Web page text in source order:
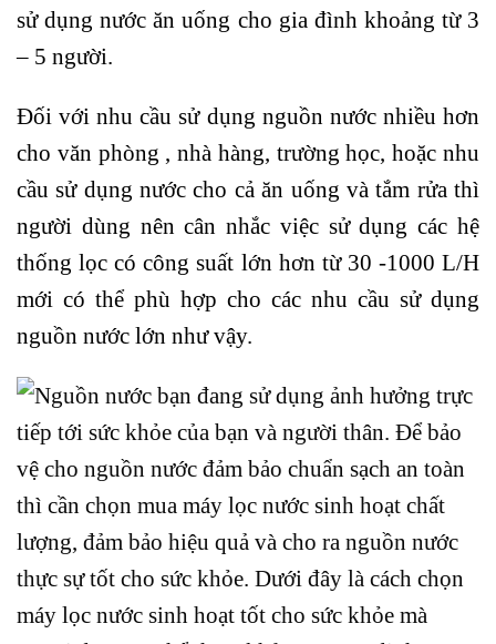
sử dụng nước ăn uống cho gia đình khoảng từ 3
– 5 người.
Đối với nhu cầu sử dụng nguồn nước nhiều hơn
cho văn phòng , nhà hàng, trường học, hoặc nhu
cầu sử dụng nước cho cả ăn uống và tắm rửa thì
người dùng nên cân nhắc việc sử dụng các hệ
thống lọc có công suất lớn hơn từ 30 -1000 L/H
mới có thể phù hợp cho các nhu cầu sử dụng
nguồn nước lớn như vậy.